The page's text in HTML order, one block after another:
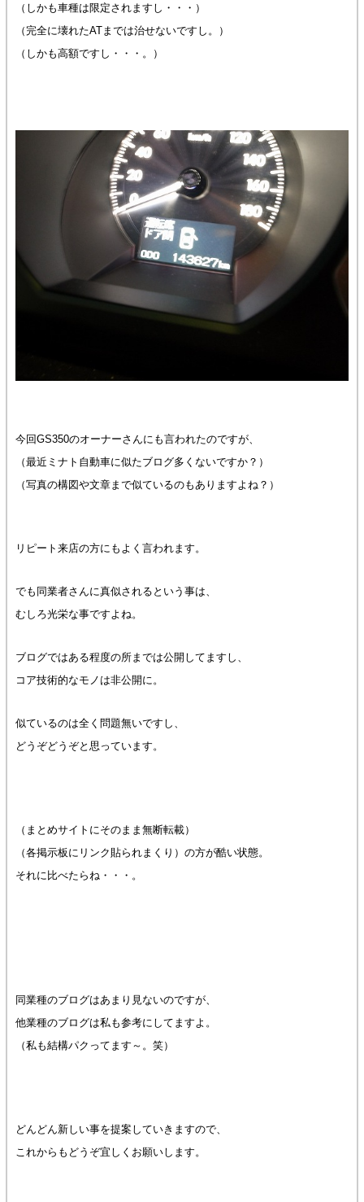
（しかも車種は限定されますし・・・）
（完全に壊れたATまでは治せないですし。）
（しかも高額ですし・・・。）
今回GS350のオーナーさんにも言われたのですが、
（最近ミナト自動車に似たブログ多くないですか？）
（写真の構図や文章まで似ているのもありますよね？）
リピート来店の方にもよく言われます。
でも同業者さんに真似されるという事は、
むしろ光栄な事ですよね。
ブログではある程度の所までは公開してますし、
コア技術的なモノは非公開に。
似ているのは全く問題無いですし、
どうぞどうぞと思っています。
（まとめサイトにそのまま無断転載）
（各掲示板にリンク貼られまくり）の方が酷い状態。
それに比べたらね・・・。
同業種のブログはあまり見ないのですが、
他業種のブログは私も参考にしてますよ。
（私も結構パクってます～。笑）
どんどん新しい事を提案していきますので、
これからもどうぞ宜しくお願いします。